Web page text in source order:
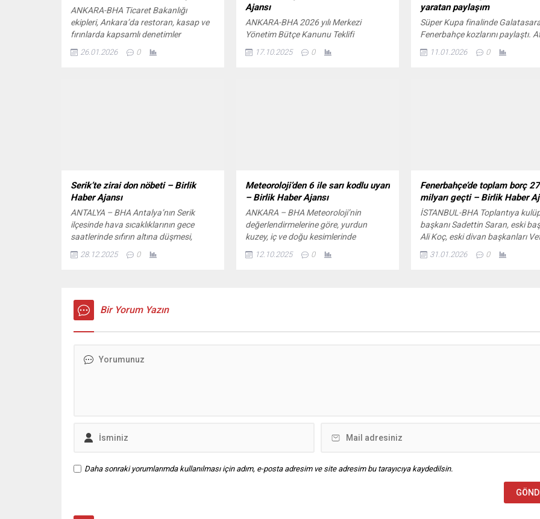
ANKARA-BHA Ticaret Bakanlığı
ekipleri, Ankara’da restoran, kasap ve
fırınlarda kapsamlı denetimler
tarifelerinin iş yeri girişinde ve
26.01.2026 0
Ajansı
ANKARA-BHA 2026 yılı Merkezi
Yönetim Bütçe Kanunu Teklifi
ücretlerinde artış yapılacak. Buna göre
17.10.2025 0
yaratan paylaşım
Süper Kupa finalinde
Fenerbahçe kozlarını paylaştı.
karşılaşmayı 2-0 kazanan
11.01.2026 0
Serik’te zirai don nöbeti – Birlik
Haber Ajansı
ANTALYA – BHA Antalya’nın Serik
ilçesinde hava sıcaklıklarının gece
saatlerinde sıfırın altına düşmesi,
üreticileri alarma geçirdi. Soğuk hava
nedeniyle ürünlerini don tehlikesine
bulundu İçeriği Görüntüle Özellikle
Alacami Mahallesi’nde yoğunlaşan
önlemler kapsamında üreticiler,
28.12.2025 0
Meteoroloji’den 6 ile sarı kodlu uyarı
– Birlik Haber Ajansı
ANKARA – BHA Meteoroloji’nin
değerlendirmelerine göre, yurdun
kuzey, iç ve doğu kesimlerinde
sıcaklıkların 6 ila 10 derece arasında
azalacağı tahmin ediliyor. Rüzgârın
Marmara’nın doğusu, Doğu Akdeniz,
12.10.2025 0
Fenerbahçe’de toplam borç 27
milyarı geçti – Birlik Haber
İSTANBUL-BHA Toplantıya
başkanı Sadettin Saran, eski
Ali Koç, eski divan başkanları
Küçük ve Uğur Dündar ile yönetim
kurulu ve yüksek divan kurulu
31.01.2026 0
Bir Yorum Yazın
Daha sonraki yorumlarımda kullanılması için adım, e-posta adresim ve site adresim bu tarayıcıya kaydedilsin.